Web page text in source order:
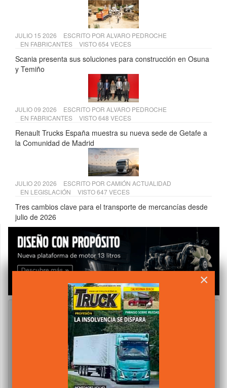
JULIO 15 2026 ESCRITO POR ALVARO PEDROCHE
EN FABRICANTES VISTO 654 VECES
Scania presenta sus soluciones para construcción en Osuna
y Temiño
JULIO 09 2026 ESCRITO POR ALVARO PEDROCHE
EN FABRICANTES VISTO 648 VECES
Renault Trucks España muestra su nueva sede de Getafe a
la Comunidad de Madrid
JULIO 20 2026 ESCRITO POR CAMIÓN ACTUALIDAD
EN LEGISLACIÓN VISTO 647 VECES
Tres cambios clave para el transporte de mercancías desde
julio de 2026
×